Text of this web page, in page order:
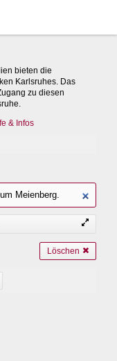
bieten die
Karlsruhes. Das
zu diesen
& Infos
Löschen